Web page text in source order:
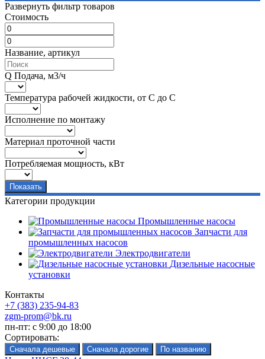
Развернуть фильтр товаров
Стоимость
Название, артикул
Q Подача, м3/ч
Температура рабочей жидкости, от С до С
Исполнение по монтажу
Материал проточной части
Потребляемая мощность, кВт
Категории продукции
Промышленные насосы
Запчасти для
промышленных насосов
Электродвигатели
Дизельные насосные
установки
Контакты
+7 (383) 235-94-83
zgm-prom@bk.ru
пн-пт: с 9:00 до 18:00
Сортировать: